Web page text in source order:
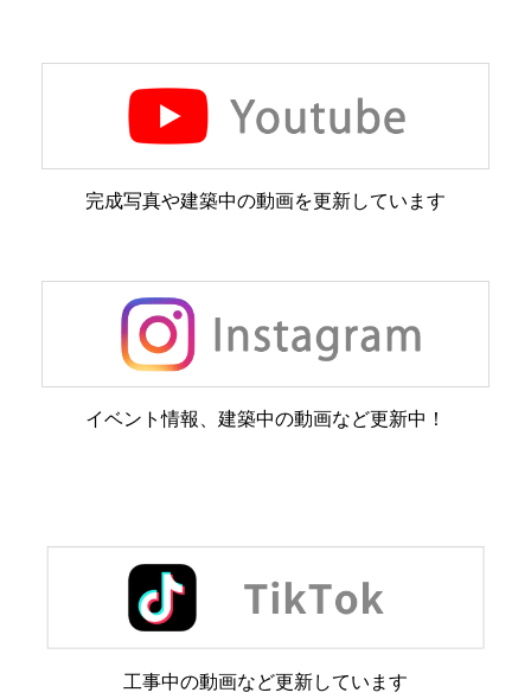
完成写真や建築中の動画を更新しています
イベント情報、建築中の動画など更新中！
工事中の動画など更新しています